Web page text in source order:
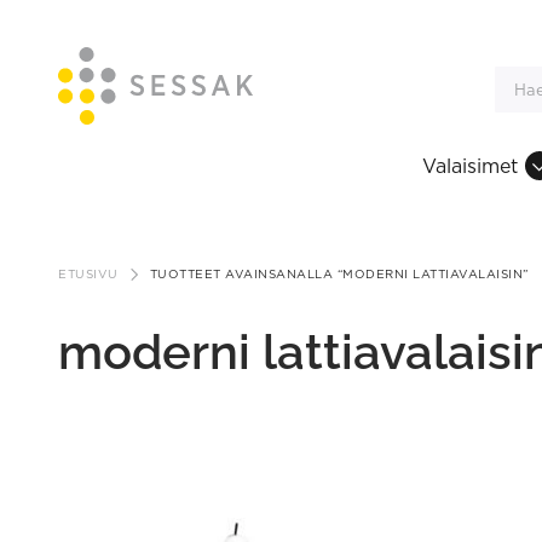
sisältöön
Valaisimet
ETUSIVU TUOTTEET AVAINSANALLA “MODERNI LATTIAVALAISIN”
moderni